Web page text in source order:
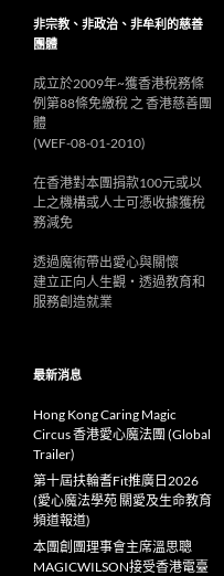
非宗教、非政治、非牟利的慈善
團體
成立於2009年~獲香港稅務條
例第88條免繳稅 之 香港慈善團
體
(WEF-08-01-2010)
在香港對本團捐款100元或以
上之機構或人士可憑收據獲稅
務減免
透過魔術帶出愛心與關懷
建立正向人生觀‧透過教育和
服務創造就業
最新消息
Hong Kong Caring Magic
Circus 香港愛心魔法團 (Global
Trailer)
第十屆扶輪耆Fit推廣日2026
(愛心魔法學苑 關愛及生命教育
頻道報道)
本團創團理事會主席溫思聰
MAGICWILSON接受香港電臺